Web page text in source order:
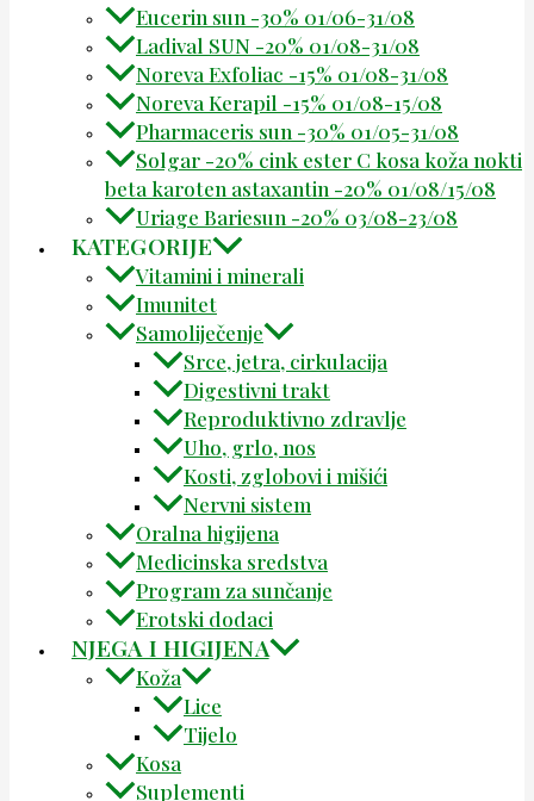
Eucerin sun -30% 01/06-31/08
Ladival SUN -20% 01/08-31/08
Noreva Exfoliac -15% 01/08-31/08
Noreva Kerapil -15% 01/08-15/08
Pharmaceris sun -30% 01/05-31/08
Solgar -20% cink ester C kosa koža nokti
beta karoten astaxantin -20% 01/08/15/08
Uriage Bariesun -20% 03/08-23/08
KATEGORIJE
Vitamini i minerali
Imunitet
Samoliječenje
Srce, jetra, cirkulacija
Digestivni trakt
Reproduktivno zdravlje
Uho, grlo, nos
Kosti, zglobovi i mišići
Nervni sistem
Oralna higijena
Medicinska sredstva
Program za sunčanje
Erotski dodaci
NJEGA I HIGIJENA
Koža
Lice
Tijelo
Kosa
Suplementi